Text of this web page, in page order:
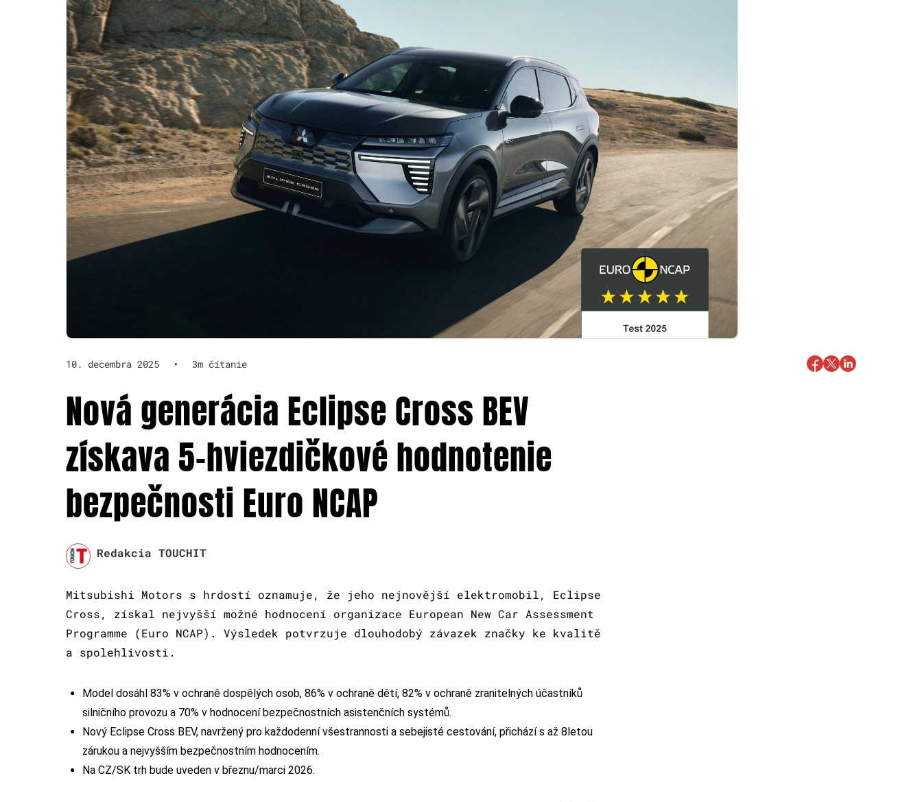
10. decembra 2025 • 3m čítanie
Nová generácia Eclipse Cross BEV
získava 5-hviezdičkové hodnotenie
bezpečnosti Euro NCAP
Redakcia TOUCHIT
Mitsubishi Motors s hrdostí oznamuje, že jeho nejnovější elektromobil, Eclipse
Cross, získal nejvyšší možné hodnocení organizace European New Car Assessment
Programme (Euro NCAP). Výsledek potvrzuje dlouhodobý závazek značky ke kvalitě
a spolehlivosti.
Model dosáhl 83% v ochraně dospělých osob, 86% v ochraně dětí, 82% v ochraně zranitelných účastníků
silničního provozu a 70% v hodnocení bezpečnostních asistenčních systémů.
Nový Eclipse Cross BEV, navržený pro každodenní všestrannosti a sebejisté cestování, přichází s až 8letou
zárukou a nejvyšším bezpečnostním hodnocením.
Na CZ/SK trh bude uveden v březnu/marci 2026.